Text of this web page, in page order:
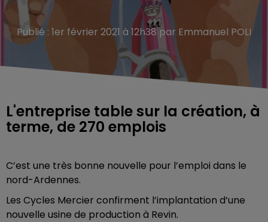
Publié : 1er février 2021 à 12h38 par Emmanuel POLI
L'entreprise table sur la création, à
terme, de 270 emplois
C’est une très bonne nouvelle pour l’emploi dans le
nord-Ardennes.
Les Cycles Mercier confirment l’implantation d’une
nouvelle usine de production à Revin.